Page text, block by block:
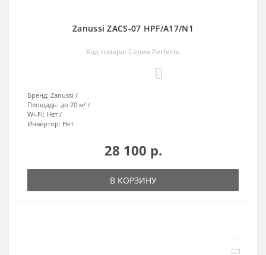
Zanussi ZACS-07 HPF/A17/N1
Код товара: Серия Perfecto
Бренд: Zanussi
Площадь: до 20 м²
Wi-Fi: Нет
Инвертор: Нет
28 100 р.
В КОРЗИНУ